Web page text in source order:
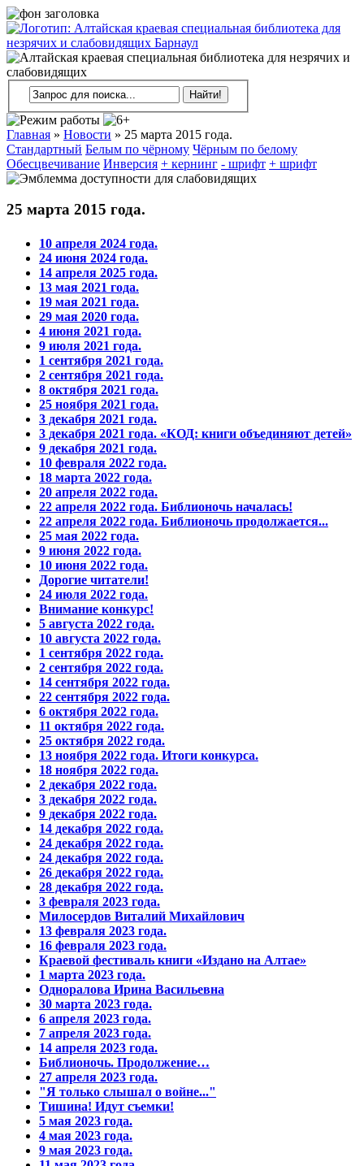
Главная » Новости » 25 марта 2015 года.
Стандартный Белым по чёрному Чёрным по белому
Обесцвечивание Инверсия + кернинг - шрифт + шрифт
25 марта 2015 года.
10 апреля 2024 года.
24 июня 2024 года.
14 апреля 2025 года.
13 мая 2021 года.
19 мая 2021 года.
29 мая 2020 года.
4 июня 2021 года.
9 июля 2021 года.
1 сентября 2021 года.
2 сентября 2021 года.
8 октября 2021 года.
25 ноября 2021 года.
3 декабря 2021 года.
3 декабря 2021 года. «КОД: книги объединяют детей»
9 декабря 2021 года.
10 февраля 2022 года.
18 марта 2022 года.
20 апреля 2022 года.
22 апреля 2022 года. Библионочь началась!
22 апреля 2022 года. Библионочь продолжается...
25 мая 2022 года.
9 июня 2022 года.
10 июня 2022 года.
Дорогие читатели!
24 июля 2022 года.
Внимание конкурс!
5 августа 2022 года.
10 августа 2022 года.
1 сентября 2022 года.
2 сентября 2022 года.
14 сентября 2022 года.
22 сентября 2022 года.
6 октября 2022 года.
11 октября 2022 года.
25 октября 2022 года.
13 ноября 2022 года. Итоги конкурса.
18 ноября 2022 года.
2 декабря 2022 года.
3 декабря 2022 года.
9 декабря 2022 года.
14 декабря 2022 года.
24 декабря 2022 года.
24 декабря 2022 года.
26 декабря 2022 года.
28 декабря 2022 года.
3 февраля 2023 года.
Милосердов Виталий Михайлович
13 февраля 2023 года.
16 февраля 2023 года.
Краевой фестиваль книги «Издано на Алтае»
1 марта 2023 года.
Одноралова Ирина Васильевна
30 марта 2023 года.
6 апреля 2023 года.
7 апреля 2023 года.
14 апреля 2023 года.
Библионочь. Продолжение…
27 апреля 2023 года.
"Я только слышал о войне..."
Тишина! Идут съемки!
5 мая 2023 года.
4 мая 2023 года.
9 мая 2023 года.